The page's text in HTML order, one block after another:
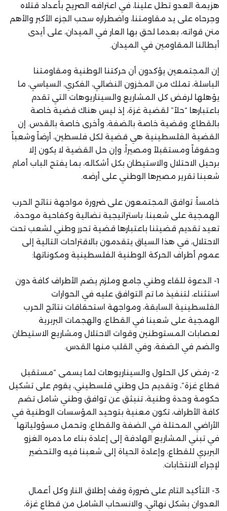
هزيمة العدو تطل علينا، في اعترافه الصريح بأعداد قتلاه
وجرحاه على يد مقاومتنا، واضطراره سحب الجزء الأكبر والأهم
منن قواته، بعدما لحق بها العار في الميدان، على أيدى
أبطالنا المقاومين في الميدان.
إن المجتمعين يؤكدون أن حركتنا الوطنية ومقاومتنا
الباسلة، تملك من المخزون النضالي، الفكري، السياسي، ما
يؤهلها لرفض كل المشاريع والسيناريوهات التي تقدم
باعتبارها “حلاً” لقضية غزة، إذ ليس هناك قضية خاصة
بالقطاع، وقضية خاصة بالضفة، وأخرى خاصة بالقدس. إن
القضية الفلسطينية هي قضية لكل فلسطين، أرضاً وشعباً
وحقوقاً ومستقبلاً ومصيراً، وإن حل القضية لا يكون إلا
برحيل الاحتلال والاستيطان بكل أشكاله، بما يفتح الباب أمام
شعبنا تقرير مصيرها الوطني على أرضه.
خامساً: توافق المجتمعون على ضرورة مواجهة نتائج الحرب
الهمجية على شعبنا، باستراتيجية نضالية وكفاحية موحدة،
تعيد تقديم قضيتنا باعتبارها قضية تحرر وطني لشعب تحت
الاحتلال، في هذا السياق يتقدمون بالاقتراحات التالية إلى
عموم أطراف الحركة الوطنية الفلسطينية ومكوناتها:
1- الدعوة للقاء وطني جامع وملزم يضم الأطراف كافة دون
استثناء، لتنفيذ ما تم التوافق عليه في الحوارات
الفلسطينية السابقة، ومواجهة استحقاقات نتائج الحرب
الهمجية على شعبنا في القطاع، والهجمات البربرية
لعصابات المستوطنين وقوات الاحتلال ومشاريع الاستيطان
والضم في الضفة، وفي القلب منها القدس.
2- رفض كل الحلول والسيناريوهات لما يسمى “مستقبل
قطاع غزة”، وتقديم حل وطني فلسطيني، يقوم على تشكيل
حكومة وحدة وطنية، تنبثق عن توافق وطني شامل تضم
كافة الأطراف، تكون معنية بتوحيد المؤسسات الوطنية في
الأراضي المحتلة في الضفة والقطاع، وتحمل مسؤولياتها
في تبني المشاريع الهادفة إلى إعادة بناء ما دمره الغزو
البربري للقطاع، وإعادة الحياة إلى شعبنا فيه والتحضير
لإجراء الانتخابات.
3- التأكيد التام على ضرورة وقف إطلاق النار وكل أعمال
العدوان بشكل نهائي، والانسحاب الشامل من قطاع غزة،